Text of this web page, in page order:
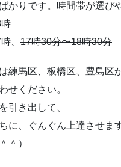
りです。時間帯が選び
、 17時30分〜18時30分
練馬区、板橋区、豊島区
せください。
引き出して、
に、ぐんぐん上達させます
＾）